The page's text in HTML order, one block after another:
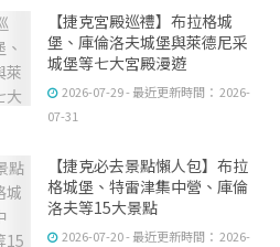
【捷克宮殿巡禮】布拉格城
堡、庫倫洛夫城堡與萊德尼采
城堡等七大宮殿漫遊
2026-07-29 - 最近更新時間： 2026-
07-31
【捷克必去景點懶人包】布拉
格城堡、特雷津集中營、庫倫
洛夫等15大景點
2026-07-20 - 最近更新時間： 2026-